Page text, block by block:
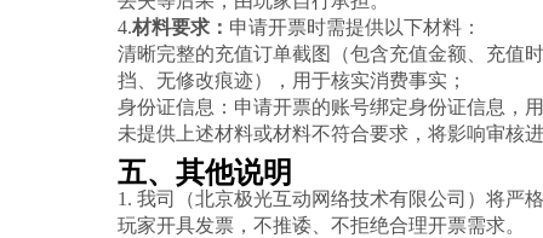
4.材料要求： 申请开票时需提供以下材料：
清晰完整的充值订单截图（包含充值金额、充值
挡、无修改痕迹），用于核实消费事实；
身份证信息：申请开票的账号绑定身份证信息，
未提供上述材料或材料不符合要求，将影响审核
五、其他说明
1. 我司（北京极光互动网络技术有限公司）将严
玩家开具发票，不推诿、不拒绝合理开票需求。